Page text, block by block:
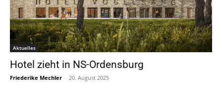
Aktuelles
Hotel zieht in NS-Ordensburg
Friederike Mechler - 20. August 2025